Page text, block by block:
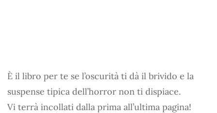
È il libro per te se l’oscurità ti dà il brivido e la
suspense tipica dell’horror non ti dispiace.
Vi terrà incollati dalla prima all’ultima pagina!